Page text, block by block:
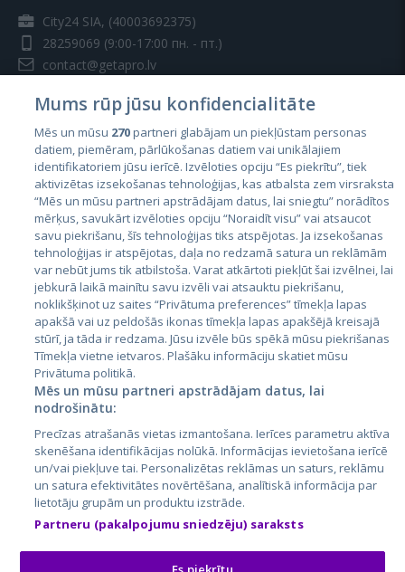
City24 SIA, (40003692375)
28259069 (9:00-17:00 пн. - пт.)
contact@getapro.lv
Страны
Эстония
Латвия
Литва
City24.lv
City24.ee
GetaPro.lv
GetaPro.ee
Skelbiu.lt
Autoplius.lt
Aruodas.lt
CVbankas.lt
Kainos.lt
Paslaugos.lt
auto24.ee
Osta.ee
KuldneBörs.ee
Mums rūp jūsu konfidencialitāte
Mēs un mūsu 270partneri glabājam un piekļūstam personas
datiem, piemēram, pārlūkošanas datiem vai unikālajiem
identifikatoriem jūsu ierīcē. Izvēloties opciju “Es piekrītu”, tiek
aktivizētas izsekošanas tehnoloģijas, kas atbalsta zem virsraksta
“Mēs un mūsu partneri apstrādājam datus, lai sniegtu” norādītos
mērķus, savukārt izvēloties opciju “Noraidīt visu” vai atsaucot
savu piekrišanu, šīs tehnoloģijas tiks atspējotas. Ja izsekošanas
tehnoloģijas ir atspējotas, daļa no redzamā satura un reklāmām
var nebūt jums tik atbilstoša. Varat atkārtoti piekļūt šai izvēlnei, lai
jebkurā laikā mainītu savu izvēli vai atsauktu piekrišanu,
noklikšķinot uz saites “Privātuma preferences” tīmekļa lapas
apakšā vai uz peldošās ikonas tīmekļa lapas apakšējā kreisajā
stūrī, ja tāda ir redzama. Jūsu izvēle būs spēkā mūsu piekrišanas
Tīmekļa vietne ietvaros. Plašāku informāciju skatiet mūsu
Privātuma politikā.
Mēs un mūsu partneri apstrādājam datus, lai
nodrošinātu:
Precīzas atrašanās vietas izmantošana. Ierīces parametru aktīva
skenēšana identifikācijas nolūkā. Informācijas ievietošana ierīcē
un/vai piekļuve tai. Personalizētas reklāmas un saturs, reklāmu
un satura efektivitātes novērtēšana, analītiskā informācija par
lietotāju grupām un produktu izstrāde.
Partneru (pakalpojumu sniedzēju) saraksts